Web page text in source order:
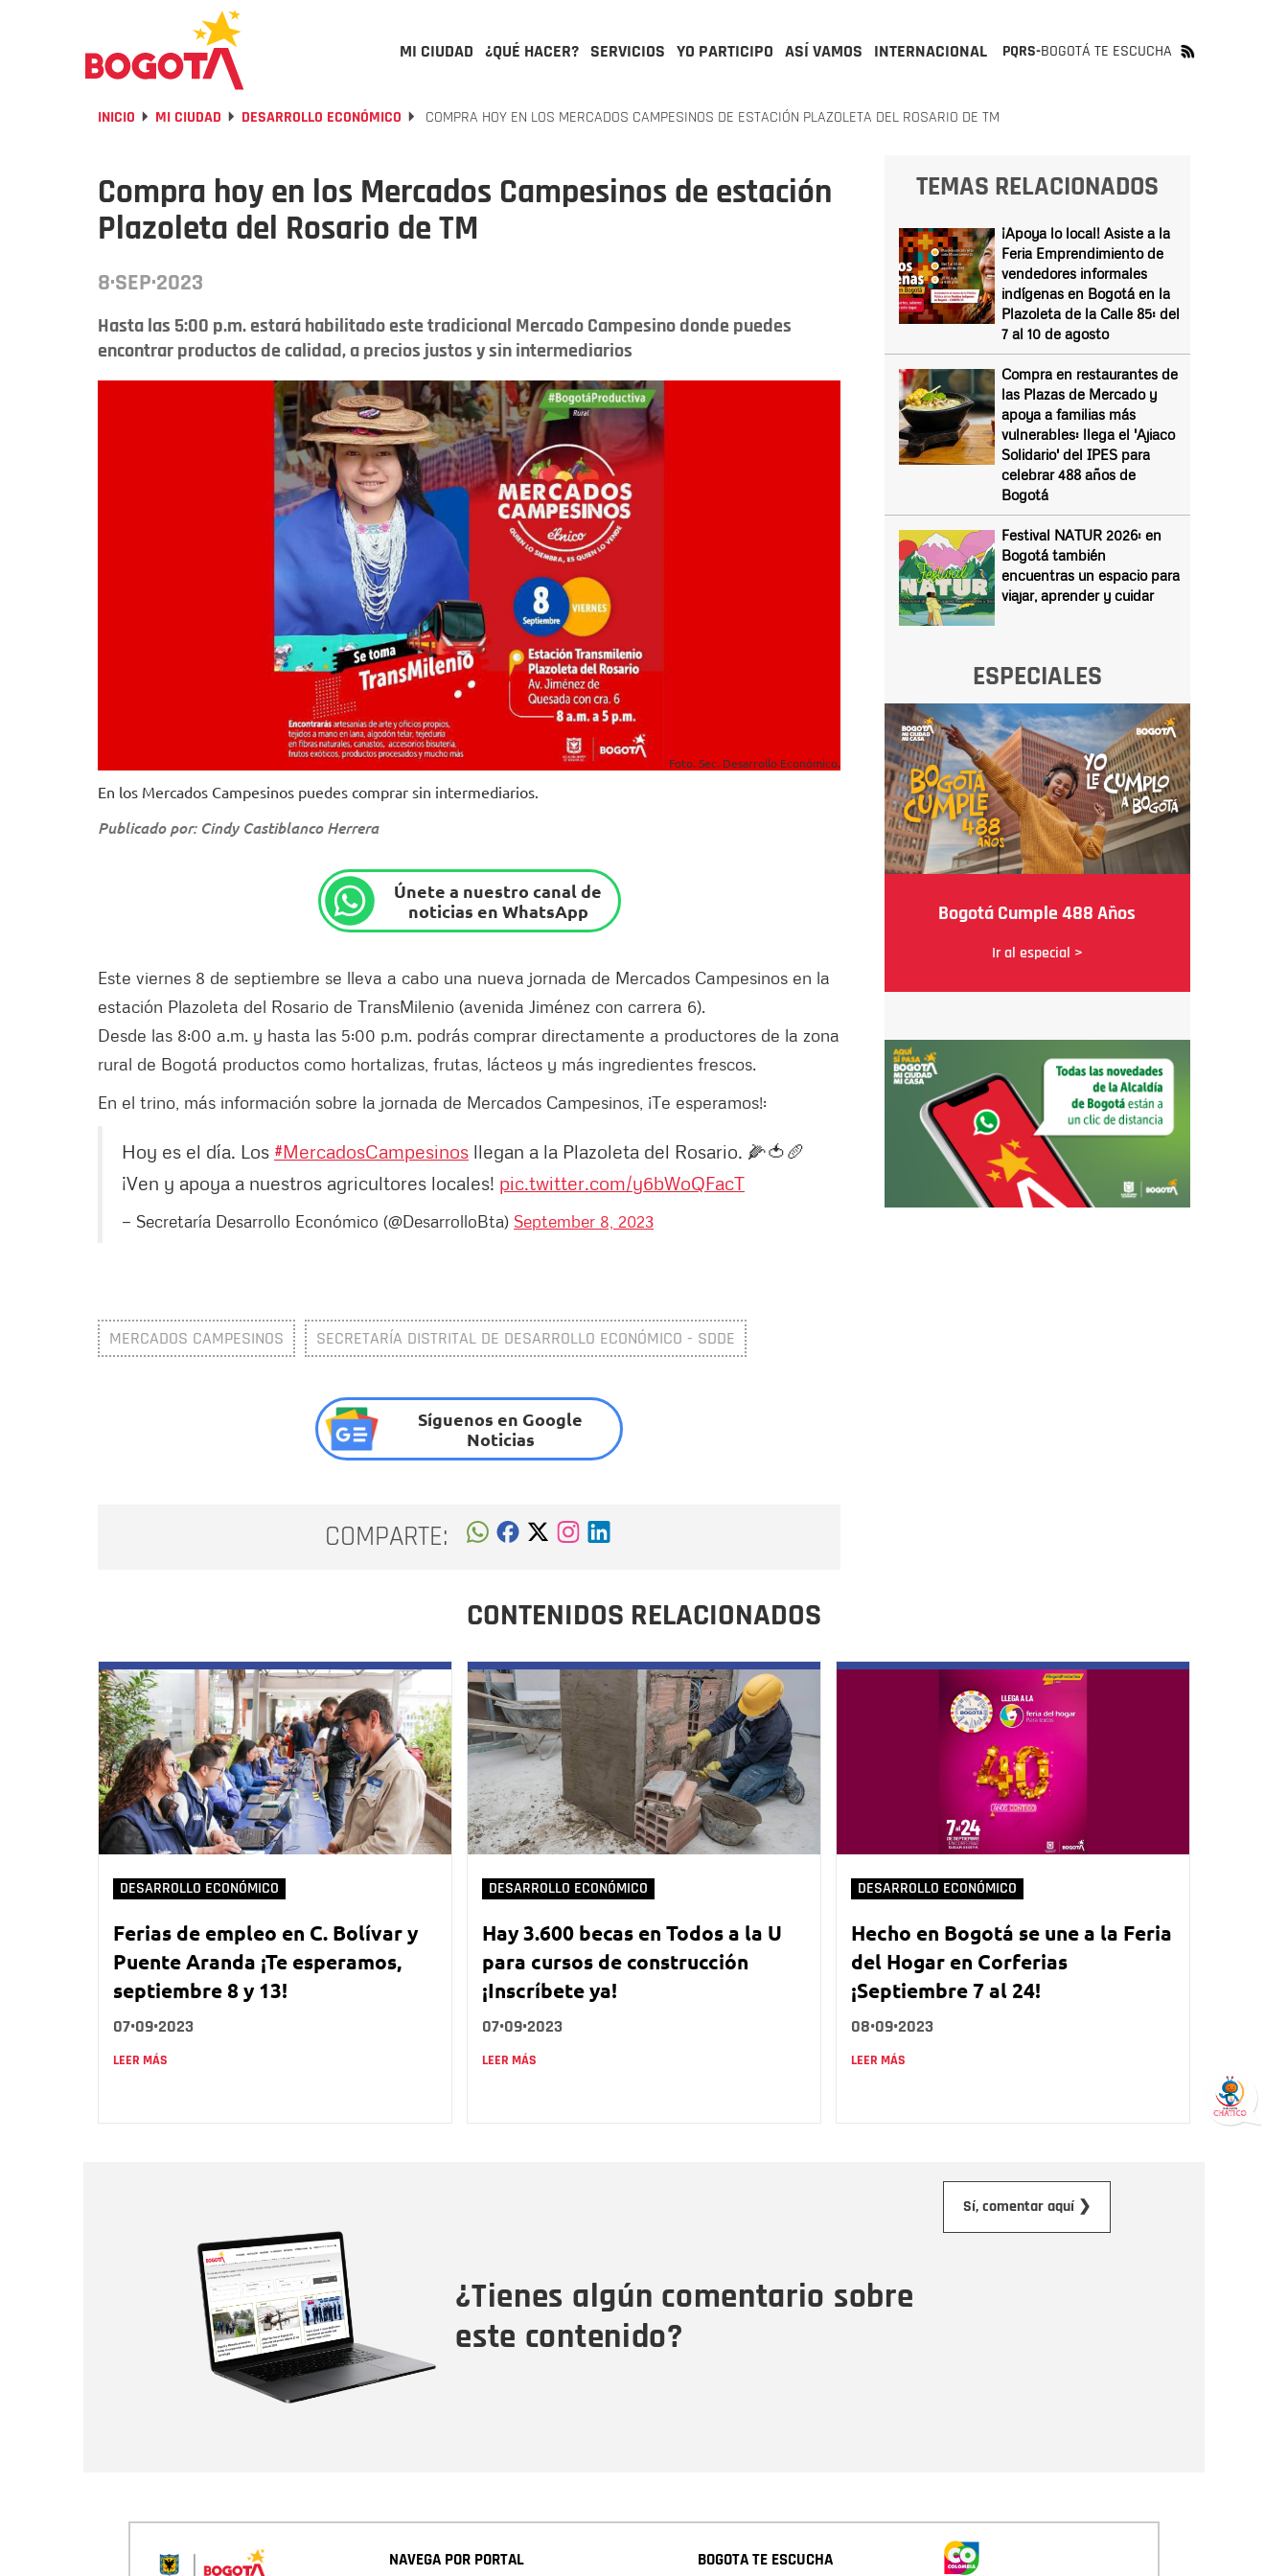
MI CIUDAD ¿QUÉ HACER? SERVICIOS YO PARTICIPO ASÍ VAMOS INTERNACIONAL PQRS-BOGOTÁ TE ESCUCHA
INICIO MI CIUDAD DESARROLLO ECONÓMICO COMPRA HOY EN LOS MERCADOS CAMPESINOS DE ESTACIÓN PLAZOLETA DEL ROSARIO DE TM
Compra hoy en los Mercados Campesinos de estación
Plazoleta del Rosario de TM
8·SEP·2023
Hasta las 5:00 p.m. estará habilitado este tradicional Mercado Campesino donde puedes
encontrar productos de calidad, a precios justos y sin intermediarios
Foto. Sec. Desarrollo Económico.
En los Mercados Campesinos puedes comprar sin intermediarios.
Publicado por: Cindy Castiblanco Herrera
Únete a nuestro canal de
noticias en WhatsApp
Este viernes 8 de septiembre se lleva a cabo una nueva jornada de Mercados Campesinos en la
estación Plazoleta del Rosario de TransMilenio (avenida Jiménez con carrera 6).
Desde las 8:00 a.m. y hasta las 5:00 p.m. podrás comprar directamente a productores de la zona
rural de Bogotá productos como hortalizas, frutas, lácteos y más ingredientes frescos.
En el trino, más información sobre la jornada de Mercados Campesinos, ¡Te esperamos!:
Hoy es el día. Los #MercadosCampesinos llegan a la Plazoleta del Rosario. 🌽🍅🥖
¡Ven y apoya a nuestros agricultores locales! pic.twitter.com/y6bWoQFacT
— Secretaría Desarrollo Económico (@DesarrolloBta) September 8, 2023
MERCADOS CAMPESINOS SECRETARÍA DISTRITAL DE DESARROLLO ECONÓMICO - SDDE
Síguenos en Google
Noticias
COMPARTE:
TEMAS RELACIONADOS
¡Apoya lo local! Asiste a la
Feria Emprendimiento de
vendedores informales
indígenas en Bogotá en la
Plazoleta de la Calle 85: del
7 al 10 de agosto
Compra en restaurantes de
las Plazas de Mercado y
apoya a familias más
vulnerables: llega el 'Ajiaco
Solidario' del IPES para
celebrar 488 años de
Bogotá
Festival NATUR 2026: en
Bogotá también
encuentras un espacio para
viajar, aprender y cuidar
ESPECIALES
Bogotá Cumple 488 Años
Ir al especial >
CONTENIDOS RELACIONADOS
DESARROLLO ECONÓMICO
Ferias de empleo en C. Bolívar y
Puente Aranda ¡Te esperamos,
septiembre 8 y 13!
07•09•2023
LEER MÁS
DESARROLLO ECONÓMICO
Hay 3.600 becas en Todos a la U
para cursos de construcción
¡Inscríbete ya!
07•09•2023
LEER MÁS
DESARROLLO ECONÓMICO
Hecho en Bogotá se une a la Feria
del Hogar en Corferias
¡Septiembre 7 al 24!
08•09•2023
LEER MÁS
¿Tienes algún comentario sobre
este contenido?
Sí, comentar aquí ❯
NAVEGA POR PORTAL BOGOTA TE ESCUCHA